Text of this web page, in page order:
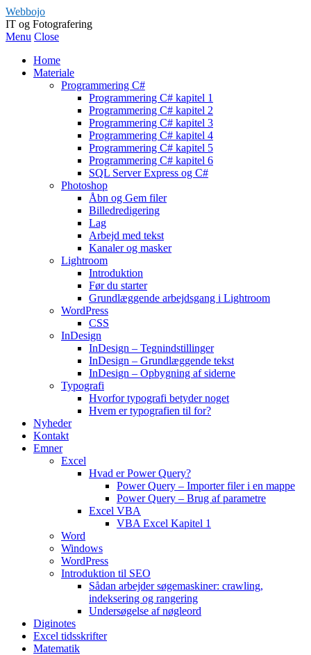
Webbojo
IT og Fotografering
Menu Close
Home
Materiale
Programmering C#
Programmering C# kapitel 1
Programmering C# kapitel 2
Programmering C# kapitel 3
Programmering C# kapitel 4
Programmering C# kapitel 5
Programmering C# kapitel 6
SQL Server Express og C#
Photoshop
Åbn og Gem filer
Billedredigering
Lag
Arbejd med tekst
Kanaler og masker
Lightroom
Introduktion
Før du starter
Grundlæggende arbejdsgang i Lightroom
WordPress
CSS
InDesign
InDesign – Tegnindstillinger
InDesign – Grundlæggende tekst
InDesign – Opbygning af siderne
Typografi
Hvorfor typografi betyder noget
Hvem er typografien til for?
Nyheder
Kontakt
Emner
Excel
Hvad er Power Query?
Power Query – Importer filer i en mappe
Power Query – Brug af parametre
Excel VBA
VBA Excel Kapitel 1
Word
Windows
WordPress
Introduktion til SEO
Sådan arbejder søgemaskiner: crawling,
indeksering og rangering
Undersøgelse af nøgleord
Diginotes
Excel tidsskrifter
Matematik